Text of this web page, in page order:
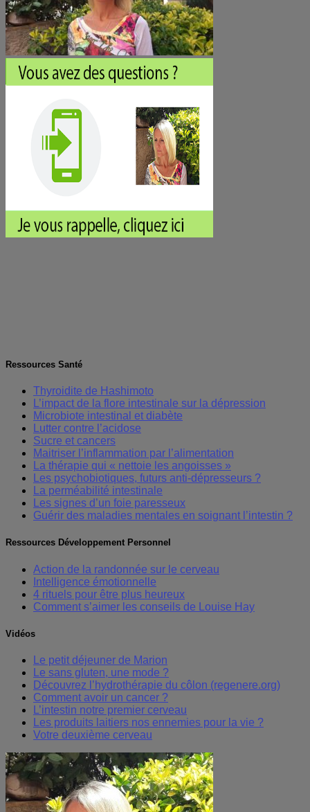
Ressources Santé
Thyroidite de Hashimoto
L’impact de la flore intestinale sur la dépression
Microbiote intestinal et diabète
Lutter contre l’acidose
Sucre et cancers
Maitriser l’inflammation par l’alimentation
La thérapie qui « nettoie les angoisses »
Les psychobiotiques, futurs anti-dépresseurs ?
La perméabilité intestinale
Les signes d’un foie paresseux
Guérir des maladies mentales en soignant l’intestin ?
Ressources Développement Personnel
Action de la randonnée sur le cerveau
Intelligence émotionnelle
4 rituels pour être plus heureux
Comment s’aimer les conseils de Louise Hay
Vidéos
Le petit déjeuner de Marion
Le sans gluten, une mode ?
Découvrez l’hydrothérapie du côlon (regenere.org)
Comment avoir un cancer ?
L’intestin notre premier cerveau
Les produits laitiers nos ennemies pour la vie ?
Votre deuxième cerveau